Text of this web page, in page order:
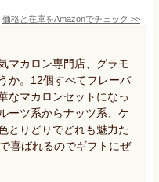
価格と在庫をAmazonでチェック >>
マカロン専門店、グラモ
か。12個すべてフレーバ
なマカロンセットになっ
ーツ系からナッツ系、ケ
とりどりでどれも魅力た
喜ばれるのでギフトにぜ